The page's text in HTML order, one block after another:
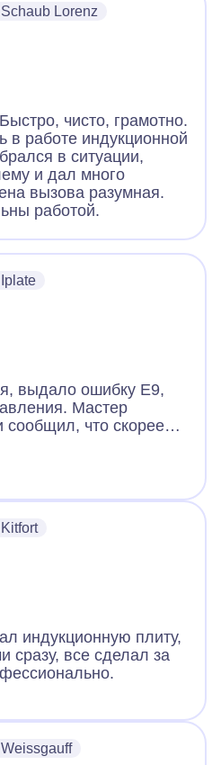
Lorenz
чисто, грамотно.
в работе индукционной
в ситуации,
и дал много
вызова разумная.
работой.
выдало ошибку Е9,
Мастер
сообщил, что скорее
Цена на платы
выше. Мастер приехал,
и смог починить без
индукционную плиту,
сразу, все сделал за